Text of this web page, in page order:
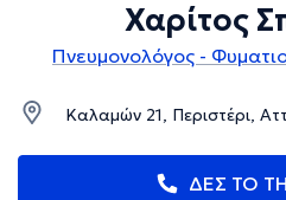
Χαρίτος
Πνευμονολόγος -
Καλαμών 21, Περιστέρι,
ΔΕΣ ΤΟ